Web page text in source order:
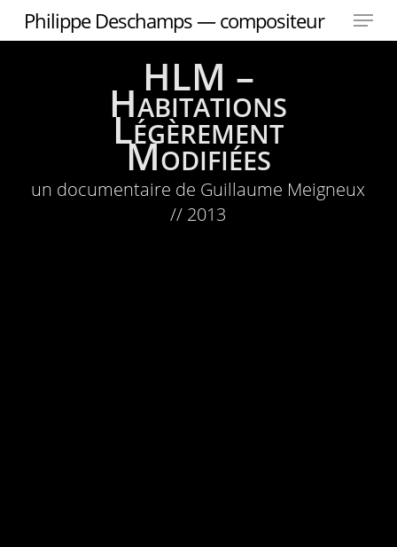
Philippe Deschamps — compositeur Menu
HLM –
Habitations
Légèrement
Modifiées
un documentaire de Guillaume Meigneux
// 2013